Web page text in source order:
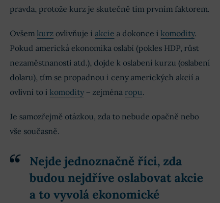
pravda, protože kurz je skutečně tím prvním faktorem.
Ovšem kurz ovlivňuje i akcie a dokonce i komodity.
Pokud americká ekonomika oslabí (pokles HDP, růst
nezaměstnanosti atd.), dojde k oslabení kurzu (oslabení
dolaru), tím se propadnou i ceny amerických akcií a
ovlivní to i komodity – zejména ropu.
Je samozřejmě otázkou, zda to nebude opačně nebo
vše současně.
Nejde jednoznačně říci, zda
budou nejdříve oslabovat akcie
a to vyvolá ekonomické